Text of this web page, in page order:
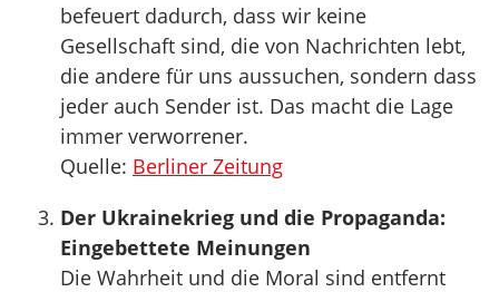
befeuert dadurch, dass wir keine
Gesellschaft sind, die von Nachrichten lebt,
die andere für uns aussuchen, sondern dass
jeder auch Sender ist. Das macht die Lage
immer verworrener.
Quelle: Berliner Zeitung
Der Ukrainekrieg und die Propaganda:
Eingebettete Meinungen
Die Wahrheit und die Moral sind entfernt